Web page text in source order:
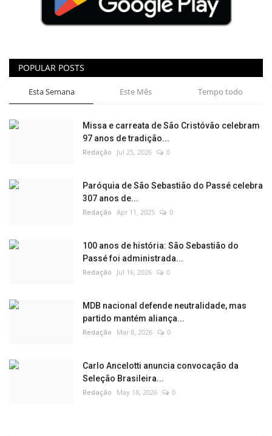
POPULAR POSTS
Esta Semana Este Mês Tempo todo
Missa e carreata de São Cristóvão celebram
97 anos de tradição...
Redação Jul 25, 2026 0
Paróquia de São Sebastião do Passé celebra
307 anos de...
Redação Apr 11, 2025 0
100 anos de história: São Sebastião do
Passé foi administrada...
Redação Jul 16, 2026 0
MDB nacional defende neutralidade, mas
partido mantém aliança...
Redação Mar 8, 2026 0
Carlo Ancelotti anuncia convocação da
Seleção Brasileira...
Redação May 18, 2026 0